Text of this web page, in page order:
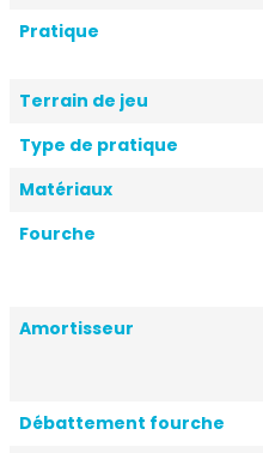
Pratique
Terrain de jeu
Type de pratique
Matériaux
Fourche
Amortisseur
Débattement fourche